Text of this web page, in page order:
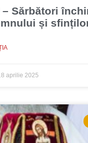
– Sărbători
și
aprilie 2025